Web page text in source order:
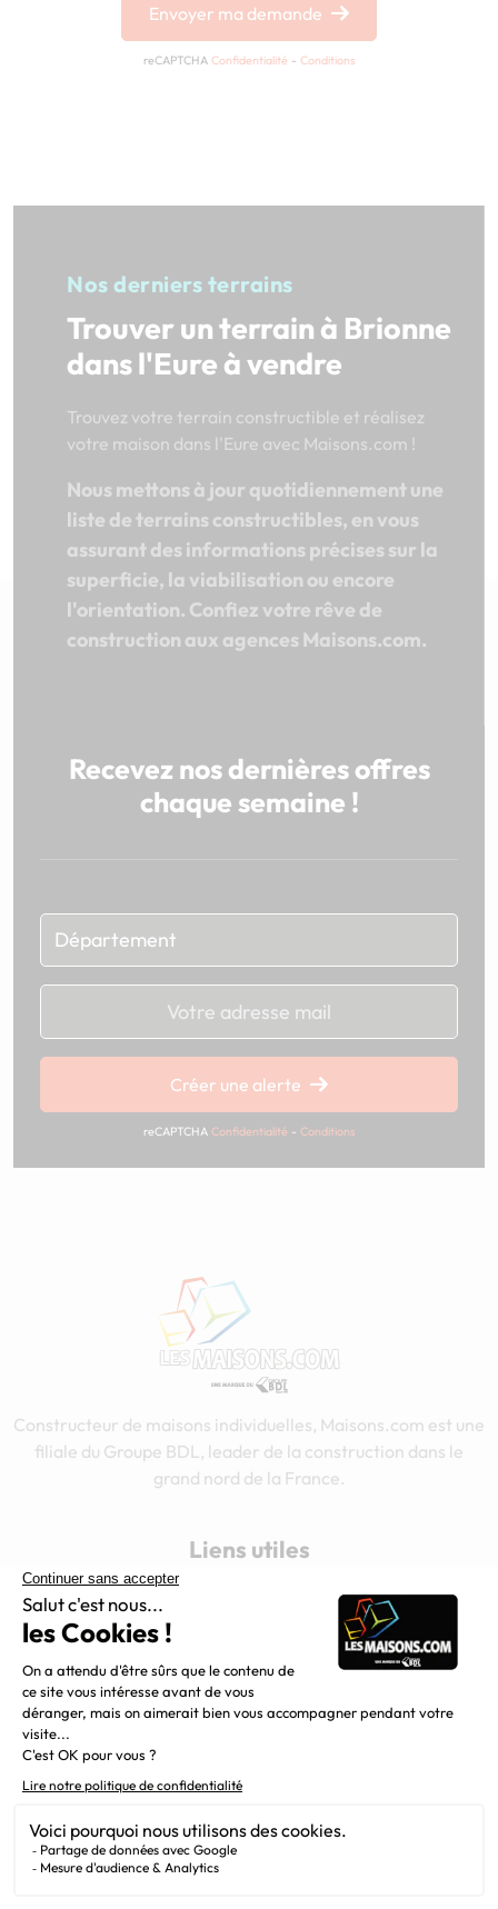
Envoyer ma demande
reCAPTCHA Confidentialité - Conditions
Nos derniers terrains
Trouver un terrain à Brionne
dans l'Eure à vendre
Trouvez votre terrain constructible et réalisez
votre maison dans l'Eure avec Maisons.com !
Nous mettons à jour quotidiennement une
liste de terrains constructibles, en vous
assurant des informations précises sur la
superficie, la viabilisation ou encore
l'orientation. Confiez votre rêve de
construction aux agences Maisons.com.
Recevez nos dernières offres
chaque semaine !
Chargement...
Créer une alerte
reCAPTCHA Confidentialité - Conditions
Constructeur de maisons individuelles, Maisons.com est une
filiale du Groupe BDL, leader de la construction dans le
grand nord de la France.
Liens utiles
Mentions légales
Plan du site
Filiales